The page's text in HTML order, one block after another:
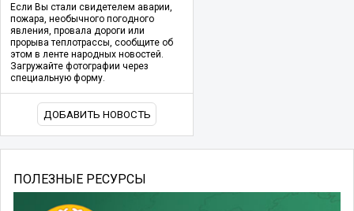
Если Вы стали свидетелем аварии,
пожара, необычного погодного
явления, провала дороги или
прорыва теплотрассы, сообщите об
этом в ленте народных новостей.
Загружайте фотографии через
специальную форму.
ДОБАВИТЬ НОВОСТЬ
ПОЛЕЗНЫЕ РЕСУРСЫ